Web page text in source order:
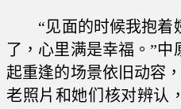
“见面的时候我抱着
了，心里满是幸福。”
起重逢的场景依旧动容
老照片和她们核对辨认